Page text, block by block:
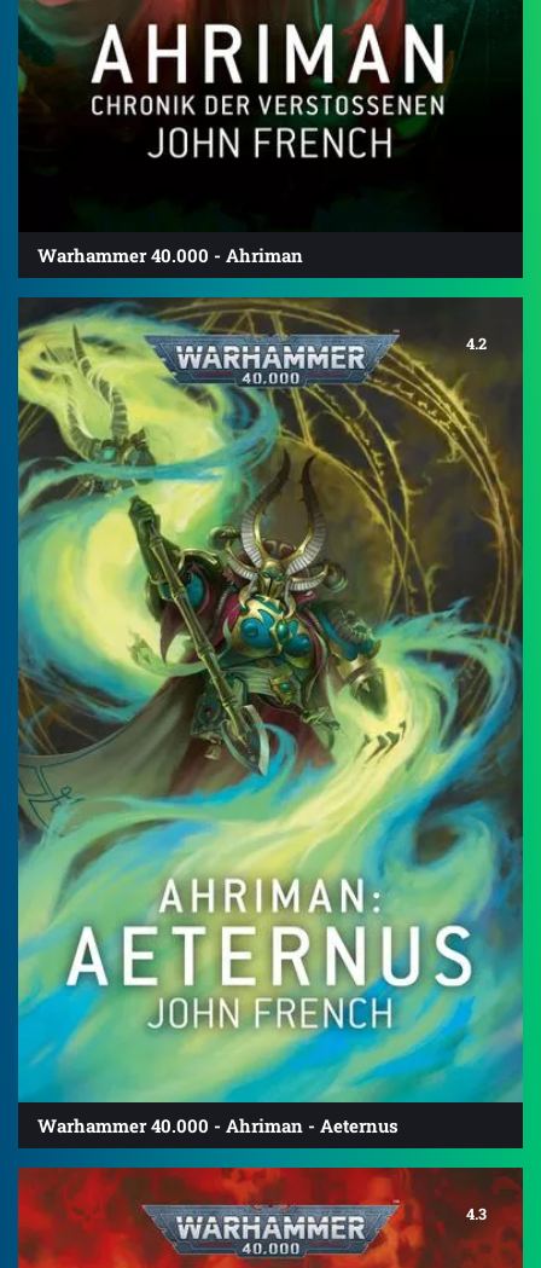
Warhammer 40.000 - Ahriman
4.2
Warhammer 40.000 - Ahriman - Aeternus
4.3